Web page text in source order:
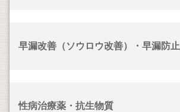
早漏改善（ソウロウ改善）・早漏防止
性病治療薬・抗生物質